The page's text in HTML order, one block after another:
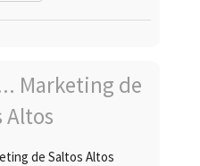
de Saltos Altos